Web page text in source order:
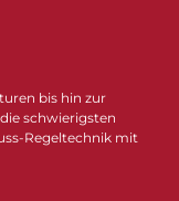
bis hin zur
schwierigsten
Regeltechnik mit